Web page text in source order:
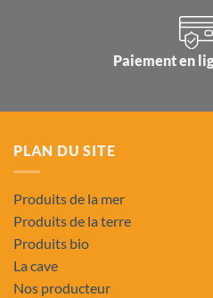
Paiement en
PLAN DU SITE
Produits de la mer
Produits de la terre
Produits bio
La cave
Nos producteur